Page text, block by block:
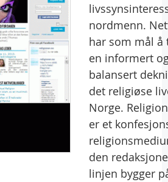
nordmenn.
har som mål å
en informert
balansert
det religiøse
Norge.
er et
den
linjen bygger